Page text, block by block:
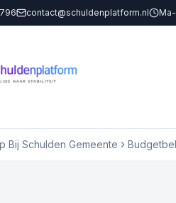
contact@schuldenplatform.nl
Bij Schulden Gemeente